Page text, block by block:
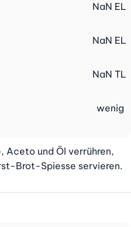
NaN EL
NaN EL
NaN TL
wenig
Aceto und Öl verrühren,
Brot-Spiesse servieren.